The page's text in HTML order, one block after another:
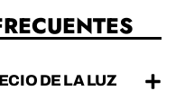
DE LA LUZ